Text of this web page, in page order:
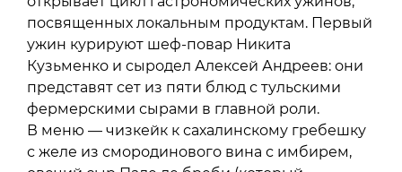
посвященных локальным продуктам. Первый
ужин курируют шеф-повар Никита
Кузьменко и сыродел Алексей Андреев: они
представят сет из пяти блюд с тульскими
фермерскими сырами в главной роли.
В меню — чизкейк к сахалинскому гребешку
с желе из смородинового вина с имбирем,